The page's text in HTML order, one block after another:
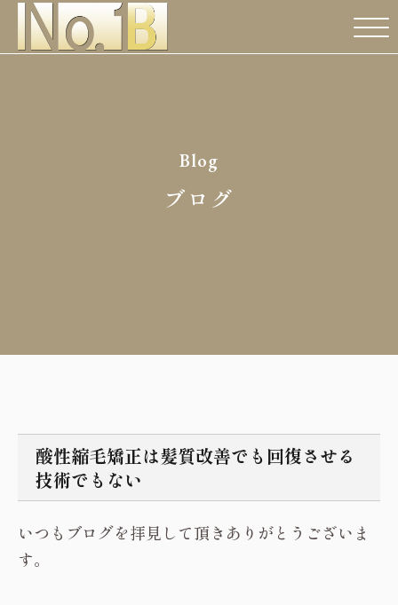
Blog
ブログ
酸性縮毛矯正は髪質改善でも回復させる
技術でもない
いつもブログを拝見して頂きありがとうございま
す。